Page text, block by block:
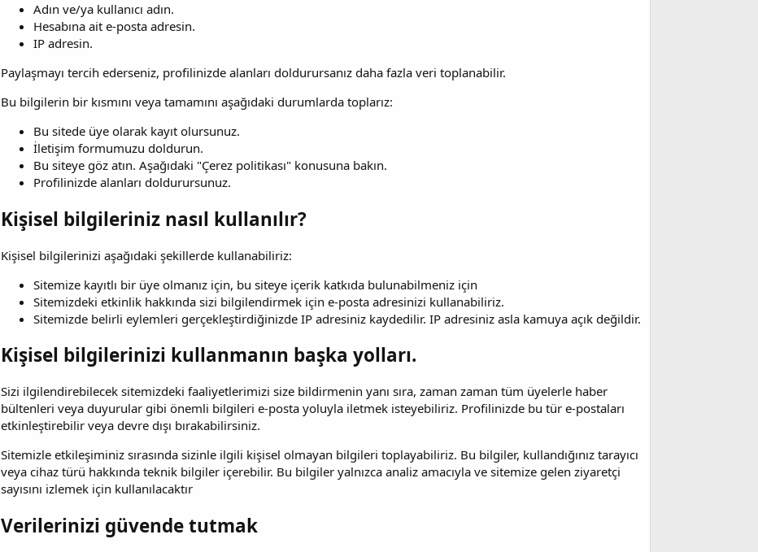
Adın ve/ya kullanıcı adın.
Hesabına ait e-posta adresin.
IP adresin.
Paylaşmayı tercih ederseniz, profilinizde alanları doldurursanız daha fazla veri toplanabilir.
Bu bilgilerin bir kısmını veya tamamını aşağıdaki durumlarda toplarız:
Bu sitede üye olarak kayıt olursunuz.
İletişim formumuzu doldurun.
Bu siteye göz atın. Aşağıdaki "Çerez politikası" konusuna bakın.
Profilinizde alanları doldurursunuz.
Kişisel bilgileriniz nasıl kullanılır?
Kişisel bilgilerinizi aşağıdaki şekillerde kullanabiliriz:
Sitemize kayıtlı bir üye olmanız için, bu siteye içerik katkıda bulunabilmeniz için
Sitemizdeki etkinlik hakkında sizi bilgilendirmek için e-posta adresinizi kullanabiliriz.
Sitemizde belirli eylemleri gerçekleştirdiğinizde IP adresiniz kaydedilir. IP adresiniz asla kamuya açık değildir.
Kişisel bilgilerinizi kullanmanın başka yolları.
Sizi ilgilendirebilecek sitemizdeki faaliyetlerimizi size bildirmenin yanı sıra, zaman zaman tüm üyelerle haber
bültenleri veya duyurular gibi önemli bilgileri e-posta yoluyla iletmek isteyebiliriz. Profilinizde bu tür e-postaları
etkinleştirebilir veya devre dışı bırakabilirsiniz.
Sitemizle etkileşiminiz sırasında sizinle ilgili kişisel olmayan bilgileri toplayabiliriz. Bu bilgiler, kullandığınız tarayıcı
veya cihaz türü hakkında teknik bilgiler içerebilir. Bu bilgiler yalnızca analiz amacıyla ve sitemize gelen ziyaretçi
sayısını izlemek için kullanılacaktır
Verilerinizi güvende tutmak